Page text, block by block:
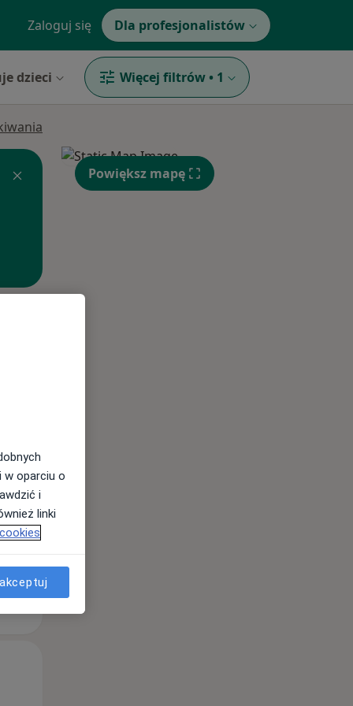
Zaloguj się Dla profesjonalistów
dzieci Więcej filtrów • 1
Powiększ mapę
w oparciu o
i
linki